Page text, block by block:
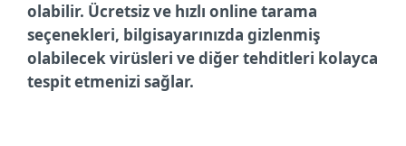
olabilir. Ücretsiz ve hızlı online tarama
seçenekleri, bilgisayarınızda gizlenmiş
olabilecek virüsleri ve diğer tehditleri kolayca
tespit etmenizi sağlar.